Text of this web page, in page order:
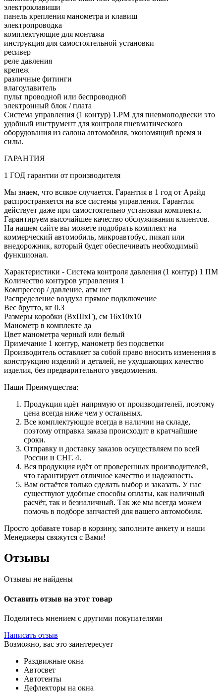
электроклавиши
панель крепления манометра и клавиш
электропроводка
комплектующие для монтажа
инструкция для самостоятельной установки
ресивер
реле давления
крепеж
различные фитинги
влагоулавитель
пульт проводной или беспроводной
электронный блок / плата
Система управления (1 контур) 1.PM для пневмоподвески это
удобный инструмент для контроля пневматического
оборудования из салона автомобиля, экономящий время и
силы.
ГАРАНТИЯ
1 ГОД гарантии от производителя
Мы знаем, что всякое случается. Гарантия в 1 год от Арайд
распространяется на все системы управления. Гарантия
действует даже при самостоятельно установки комплекта.
Гарантируем высочайшее качество обслуживания клиентов.
На нашем сайте вы можете подобрать комплект на
коммерческий автомобиль, микроавтобус, пикап или
внедорожник, который будет обеспечивать необходимый
функционал.
Характеристики - Система контроля давления (1 контур) 1 ПМ
Количество контуров управления 1
Компрессор / давление, атм нет
Распределение воздуха прямое подключение
Вес брутто, кг 0.3
Размеры коробки (ВхШхГ), см 16x10x10
Манометр в комплекте да
Цвет манометра черный или белый
Примечание 1 контур, манометр без подсветки
Производитель оставляет за собой право вносить изменения в
конструкцию изделий и деталей, не ухудшающих качество
изделия, без предварительного уведомления.
Наши Преимущества:
Продукция идёт напрямую от производителей, поэтому
цена всегда ниже чем у остальных.
Все комплектующие всегда в наличии на складе,
поэтому отправка заказа происходит в кратчайшие
сроки.
Отправку и доставку заказов осуществляем по всей
России и СНГ. 4.
Вся продукция идёт от проверенных производителей,
что гарантирует отличное качество и надежность.
Вам остаётся только сделать выбор и заказать. У нас
существуют удобные способы оплаты, как наличный
расчёт, так и безналичный. Так же мы всегда можем
помочь в подборе запчастей для вашего автомобиля.
Просто добавьте товар в корзину, заполните анкету и наши
Менеджеры свяжутся с Вами!
Отзывы
Отзывы не найдены
Оставить отзыв на этот товар
Поделитесь мнением с другими покупателями
Написать отзыв
Возможно, вас это заинтересует
Раздвижные окна
Автосвет
Автотенты
Дефлекторы на окна